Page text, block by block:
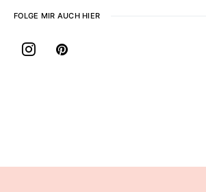
FOLGE MIR AUCH HIER